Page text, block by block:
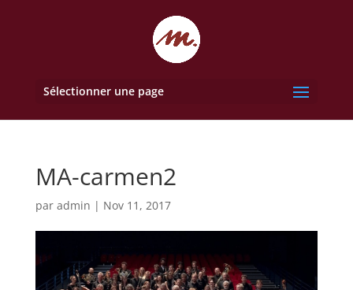
Sélectionner une page
MA-carmen2
par admin | Nov 11, 2017